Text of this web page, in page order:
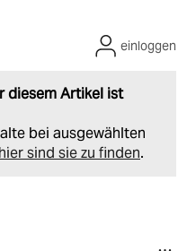
diesem Artikel ist
bei ausgewählten
hier sind sie zu finden.
einloggen